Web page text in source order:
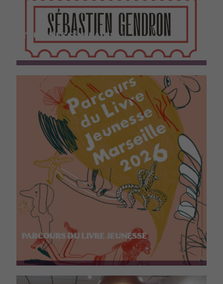
TOURNÉES GÉNÉRALES
PARCOURS DU LIVRE JEUNESSE